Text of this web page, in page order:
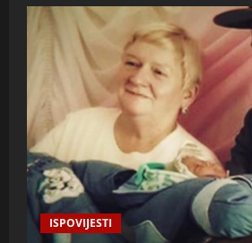
ISPOVIJESTI